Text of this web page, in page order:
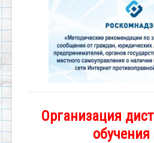
Организация
обучения